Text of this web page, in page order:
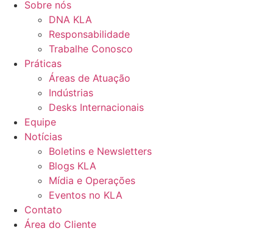
Sobre nós
DNA KLA
Responsabilidade
Trabalhe Conosco
Práticas
Áreas de Atuação
Indústrias
Desks Internacionais
Equipe
Notícias
Boletins e Newsletters
Blogs KLA
Mídia e Operações
Eventos no KLA
Contato
Área do Cliente